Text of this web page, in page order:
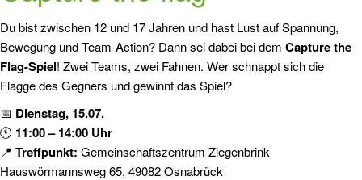
Du bist zwischen 12 und 17 Jahren und hast Lust auf Spannung,
Bewegung und Team-Action? Dann sei dabei bei dem Capture the
Flag-Spiel! Zwei Teams, zwei Fahnen. Wer schnappt sich die
Flagge des Gegners und gewinnt das Spiel?
📅 Dienstag, 15.07.
🕚 11:00 – 14:00 Uhr
📍 Treffpunkt: Gemeinschaftszentrum Ziegenbrink
Hauswörmannsweg 65, 49082 Osnabrück